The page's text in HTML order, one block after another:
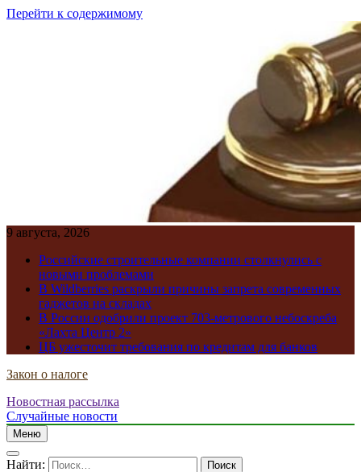
Перейти к содержимому
9 августа, 2026
Российские строительные компании столкнулись с
новыми проблемами
В Wildberries раскрыли причины запрета современных
гаджетов на складах
В России одобрили проект 703-метрового небоскреба
«Лахта Центр 2»
ЦБ ужесточит требования по кредитам для банков
Закон о налоге
Новостная рассылка
Случайные новости
Меню
Найти: